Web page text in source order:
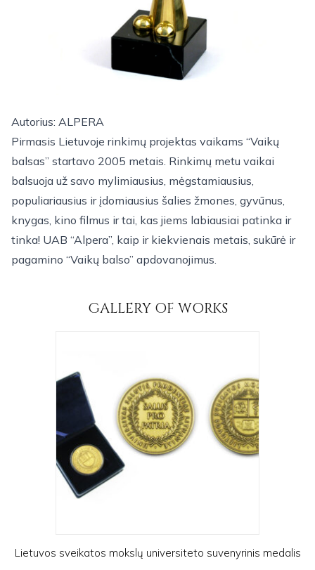
Autorius: ALPERA
Pirmasis Lietuvoje rinkimų projektas vaikams “Vaikų
balsas” startavo 2005 metais. Rinkimų metu vaikai
balsuoja už savo mylimiausius, mėgstamiausius,
populiariausius ir įdomiausius šalies žmones, gyvūnus,
knygas, kino filmus ir tai, kas jiems labiausiai patinka ir
tinka! UAB “Alpera”, kaip ir kiekvienais metais, sukūrė ir
pagamino “Vaikų balso” apdovanojimus.
GALLERY OF WORKS
Lietuvos sveikatos mokslų universiteto suvenyrinis medalis